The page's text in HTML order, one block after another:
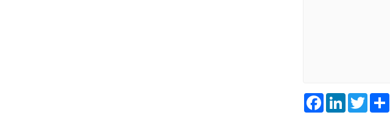
FacebookLinkedInTwitterShare